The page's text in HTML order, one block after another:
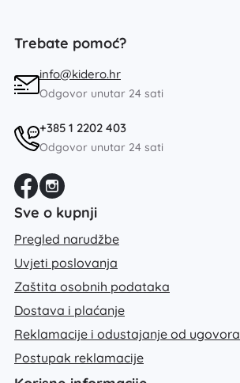
Trebate pomoć?
info@kidero.hr
Odgovor unutar 24 sati
+385 1 2202 403
Odgovor unutar 24 sati
Sve o kupnji
Pregled narudžbe
Uvjeti poslovanja
Zaštita osobnih podataka
Dostava i plaćanje
Reklamacije i odustajanje od ugovora
Postupak reklamacije